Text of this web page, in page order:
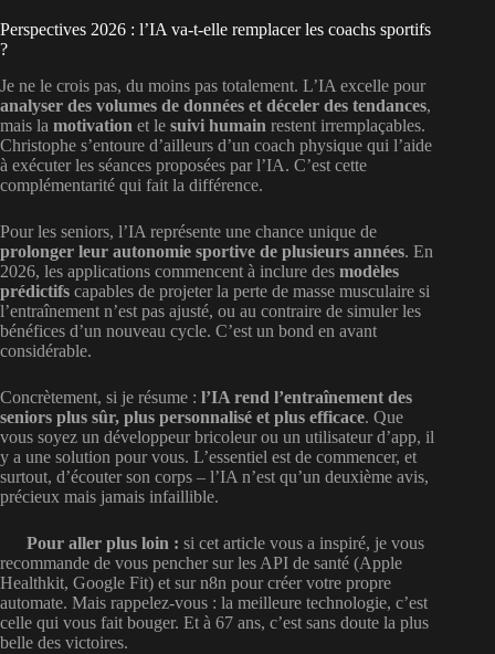
Perspectives 2026 : l’IA va-t-elle remplacer les coachs sportifs
?
Je ne le crois pas, du moins pas totalement. L’IA excelle pour
analyser des volumes de données et déceler des tendances,
mais la motivation et le suivi humain restent irremplaçables.
Christophe s’entoure d’ailleurs d’un coach physique qui l’aide
à exécuter les séances proposées par l’IA. C’est cette
complémentarité qui fait la différence.
Pour les seniors, l’IA représente une chance unique de
prolonger leur autonomie sportive de plusieurs années. En
2026, les applications commencent à inclure des modèles
prédictifs capables de projeter la perte de masse musculaire si
l’entraînement n’est pas ajusté, ou au contraire de simuler les
bénéfices d’un nouveau cycle. C’est un bond en avant
considérable.
Concrètement, si je résume : l’IA rend l’entraînement des
seniors plus sûr, plus personnalisé et plus efficace. Que
vous soyez un développeur bricoleur ou un utilisateur d’app, il
y a une solution pour vous. L’essentiel est de commencer, et
surtout, d’écouter son corps – l’IA n’est qu’un deuxième avis,
précieux mais jamais infaillible.
Pour aller plus loin : si cet article vous a inspiré, je vous
recommande de vous pencher sur les API de santé (Apple
Healthkit, Google Fit) et sur n8n pour créer votre propre
automate. Mais rappelez-vous : la meilleure technologie, c’est
celle qui vous fait bouger. Et à 67 ans, c’est sans doute la plus
belle des victoires.